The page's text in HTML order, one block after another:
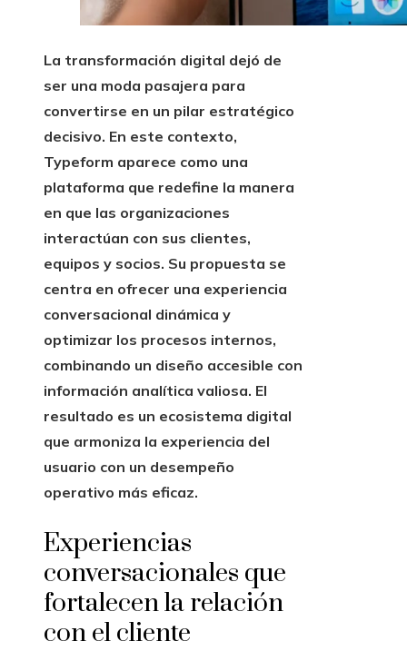
La transformación digital dejó de
ser una moda pasajera para
convertirse en un pilar estratégico
decisivo. En este contexto,
Typeform aparece como una
plataforma que redefine la manera
en que las organizaciones
interactúan con sus clientes,
equipos y socios. Su propuesta se
centra en ofrecer una experiencia
conversacional dinámica y
optimizar los procesos internos,
combinando un diseño accesible con
información analítica valiosa. El
resultado es un ecosistema digital
que armoniza la experiencia del
usuario con un desempeño
operativo más eficaz.
Experiencias
conversacionales que
fortalecen la relación
con el cliente